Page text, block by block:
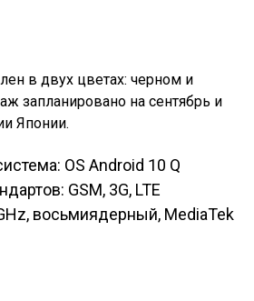
в двух цветах: черном и
запланировано на сентябрь и
Японии.
OS Android 10 Q
GSM, 3G, LTE
восьмиядерный, MediaTek